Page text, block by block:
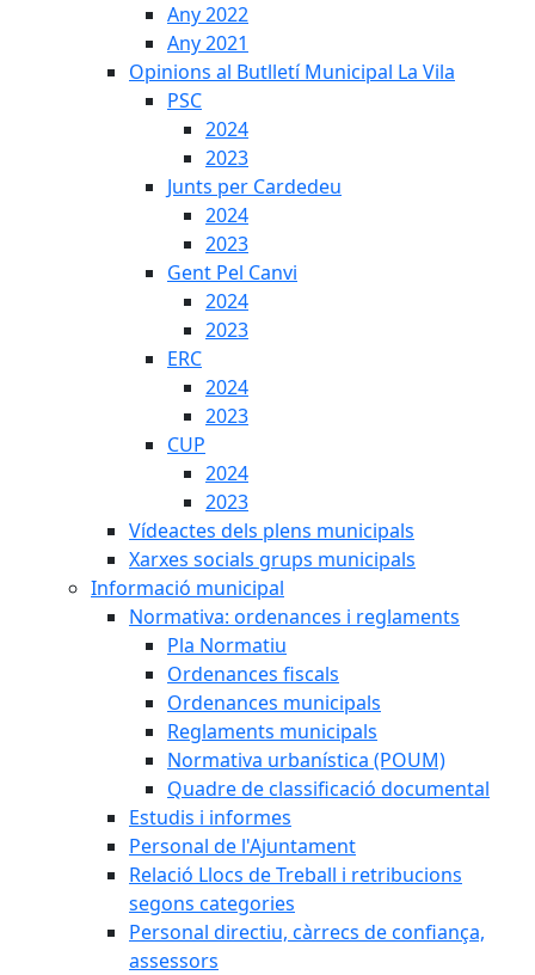
Any 2022
Any 2021
Opinions al Butlletí Municipal La Vila
PSC
2024
2023
Junts per Cardedeu
2024
2023
Gent Pel Canvi
2024
2023
ERC
2024
2023
CUP
2024
2023
Vídeactes dels plens municipals
Xarxes socials grups municipals
Informació municipal
Normativa: ordenances i reglaments
Pla Normatiu
Ordenances fiscals
Ordenances municipals
Reglaments municipals
Normativa urbanística (POUM)
Quadre de classificació documental
Estudis i informes
Personal de l'Ajuntament
Relació Llocs de Treball i retribucions
segons categories
Personal directiu, càrrecs de confiança,
assessors